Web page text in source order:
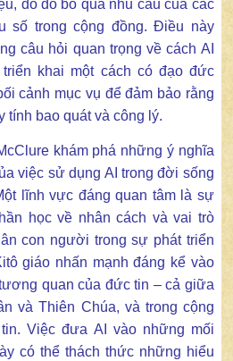
do đó bỏ qua nhu cầu của các
số trong cộng đồng. Điều này
câu hỏi quan trọng về cách AI
khai một cách có đạo đức
cảnh mục vụ để đảm bảo rằng
tính bao quát và công lý.
khám phá những ý nghĩa
việc sử dụng AI trong đời sống
lĩnh vực đáng quan tâm là sự
học về nhân cách và vai trò
con người trong sự phát triển
giáo nhấn mạnh đáng kể vào
quan của đức tin – cả giữa
và Thiên Chúa, và trong cộng
Việc đưa AI vào những mối
có thể thách thức những hiểu